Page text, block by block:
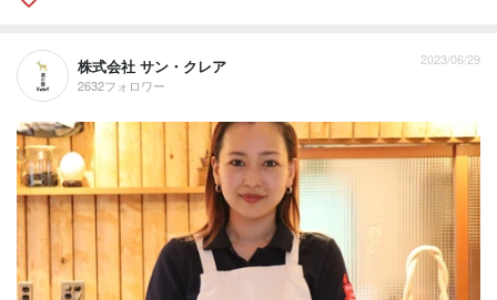
株式会社 サン・クレア
2632フォロワー
2023/06/29